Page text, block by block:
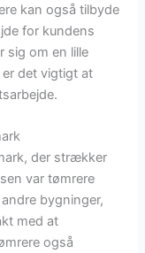
kan også tilbyde
for kundens
sig om en lille
det vigtigt at
der strækker
var tømrere
bygninger,
med at
også